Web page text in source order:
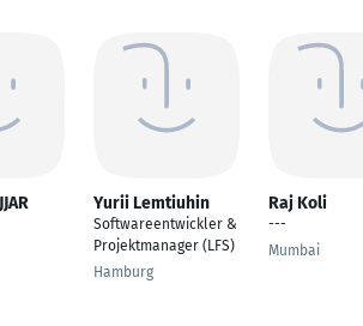
Yurii Lemtiuhin
Softwareentwickler &
Projektmanager (LFS)
Hamburg
Raj Koli
---
Mumbai